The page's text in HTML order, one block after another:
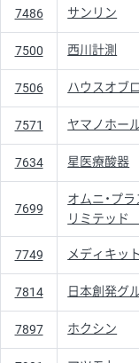
7486 サンリン
7500 西川計測
7506 ハウスオブ
7571 ヤマノホー
7634 星医療酸器
7699
オムニ・プラ
リミテッド
7749 メディキット
7814 日本創発グ
7897 ホクシン